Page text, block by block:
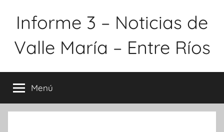
Informe 3 – Noticias de
Valle María – Entre Ríos
Menú